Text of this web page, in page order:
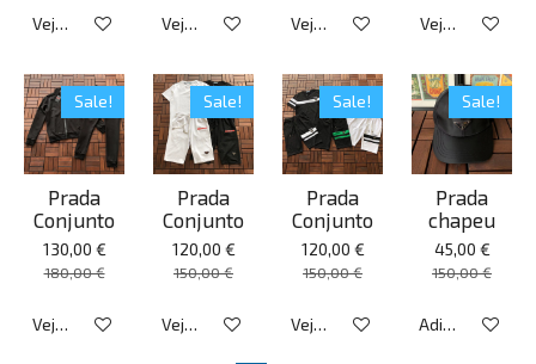
Veja detalhes Veja detalhes Veja detalhes Veja detalhes
Sale!
Prada
Conjunto
130,00 €
180,00 €
Veja detalhes
Sale!
Prada
Conjunto
120,00 €
150,00 €
Veja detalhes
Sale!
Prada
Conjunto
120,00 €
150,00 €
Veja detalhes
Sale!
Prada
chapeu
45,00 €
150,00 €
Adicionar ao